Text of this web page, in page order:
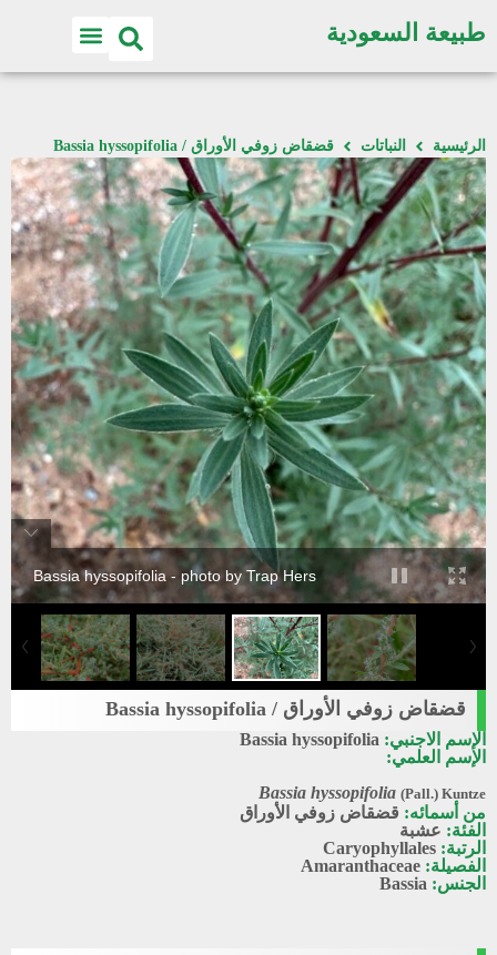
طبيعة السعودية
الرئيسية النباتات قضقاض زوفي الأوراق / Bassia hyssopifolia
Bassia hyssopifolia - photo by Trap Hers
قضقاض زوفي الأوراق / Bassia hyssopifolia
الإسم الاجنبي: Bassia hyssopifolia
الإسم العلمي:
Bassia hyssopifolia (Pall.) Kuntze
من أسمائه: قضقاض زوفي الأوراق
الفئة: عشبة
الرتبة: Caryophyllales
الفصيلة: Amaranthaceae
الجنس: Bassia